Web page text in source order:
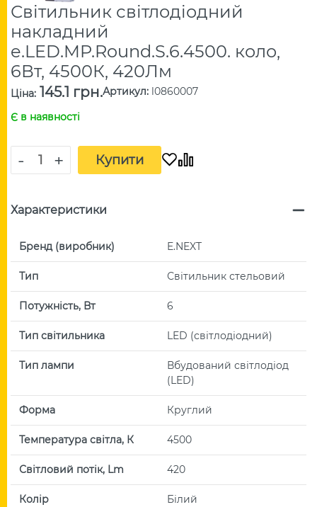
Світильник світлодіодний
накладний
e.LED.MP.Round.S.6.4500. коло,
6Вт, 4500К, 420Лм
Ціна: 145.1 грн.Артикул: l0860007
Є в наявності
- + Купити
Характеристики
Бренд (виробник) E.NEXT
Тип Світильник стельовий
Потужність, Вт 6
Тип світильника LED (світлодіодний)
Тип лампи
Вбудований світлодіод
(LED)
Форма Круглий
Температура світла, К 4500
Світловий потік, Lm 420
Колір Білий